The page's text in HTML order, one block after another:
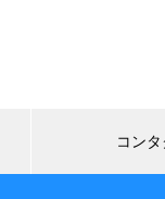
コンタ